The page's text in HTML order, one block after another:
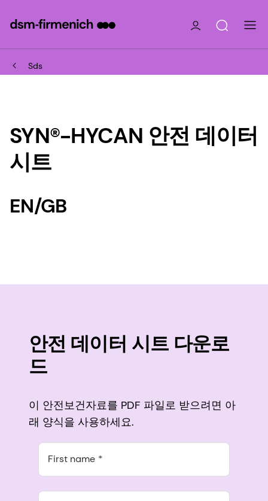
Sds
SYN®-HYCAN 안전 데이터
시트
EN/GB
안전 데이터 시트 다운로
드
이 안전보건자료를 PDF 파일로 받으려면 아
래 양식을 사용하세요.
First name